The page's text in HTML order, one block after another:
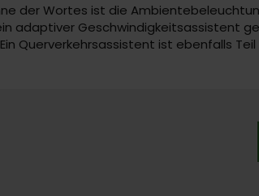
der Wortes ist die
adaptiver Geschwindigkeitsassistent
Querverkehrsassistent ist ebenfalls